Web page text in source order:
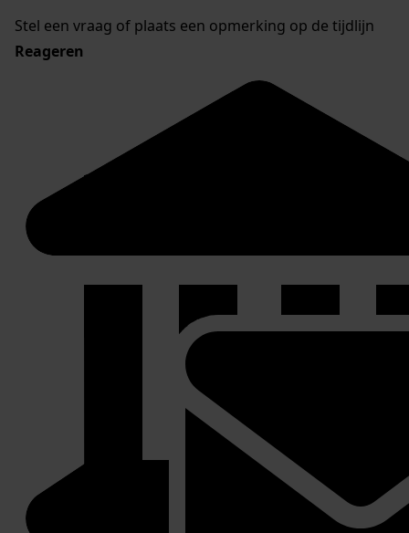
Stel een vraag of plaats een opmerking op de tijdlijn
Reageren